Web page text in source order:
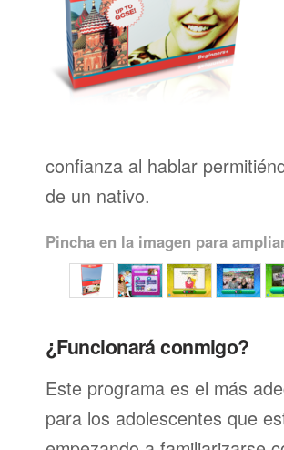
confianza al hablar
de un nativo.
Pincha en la imagen para
¿Funcionará conmigo?
Este programa es el más
para los adolescentes que